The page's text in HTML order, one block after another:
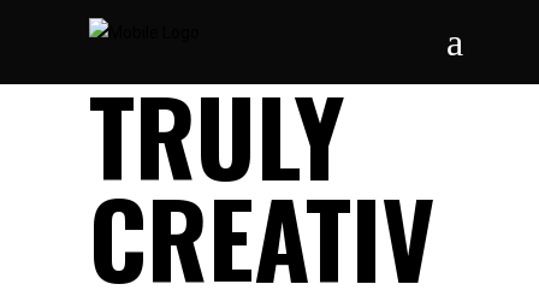
TRULY
CREATIV